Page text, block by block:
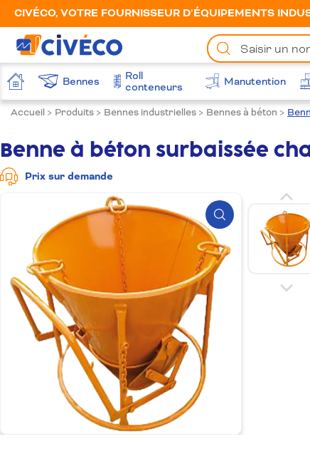
CIVÉCO, VOTRE FOURNISSEUR D’ÉQUIPEMENTS
Chercher
un
produit
Accueil Bennes
Roll
conteneurs
Manutention
Accueil > Produits > Bennes industrielles > Bennes à béton >
Benne à béton surbaissée
Prix sur demande
Zoom